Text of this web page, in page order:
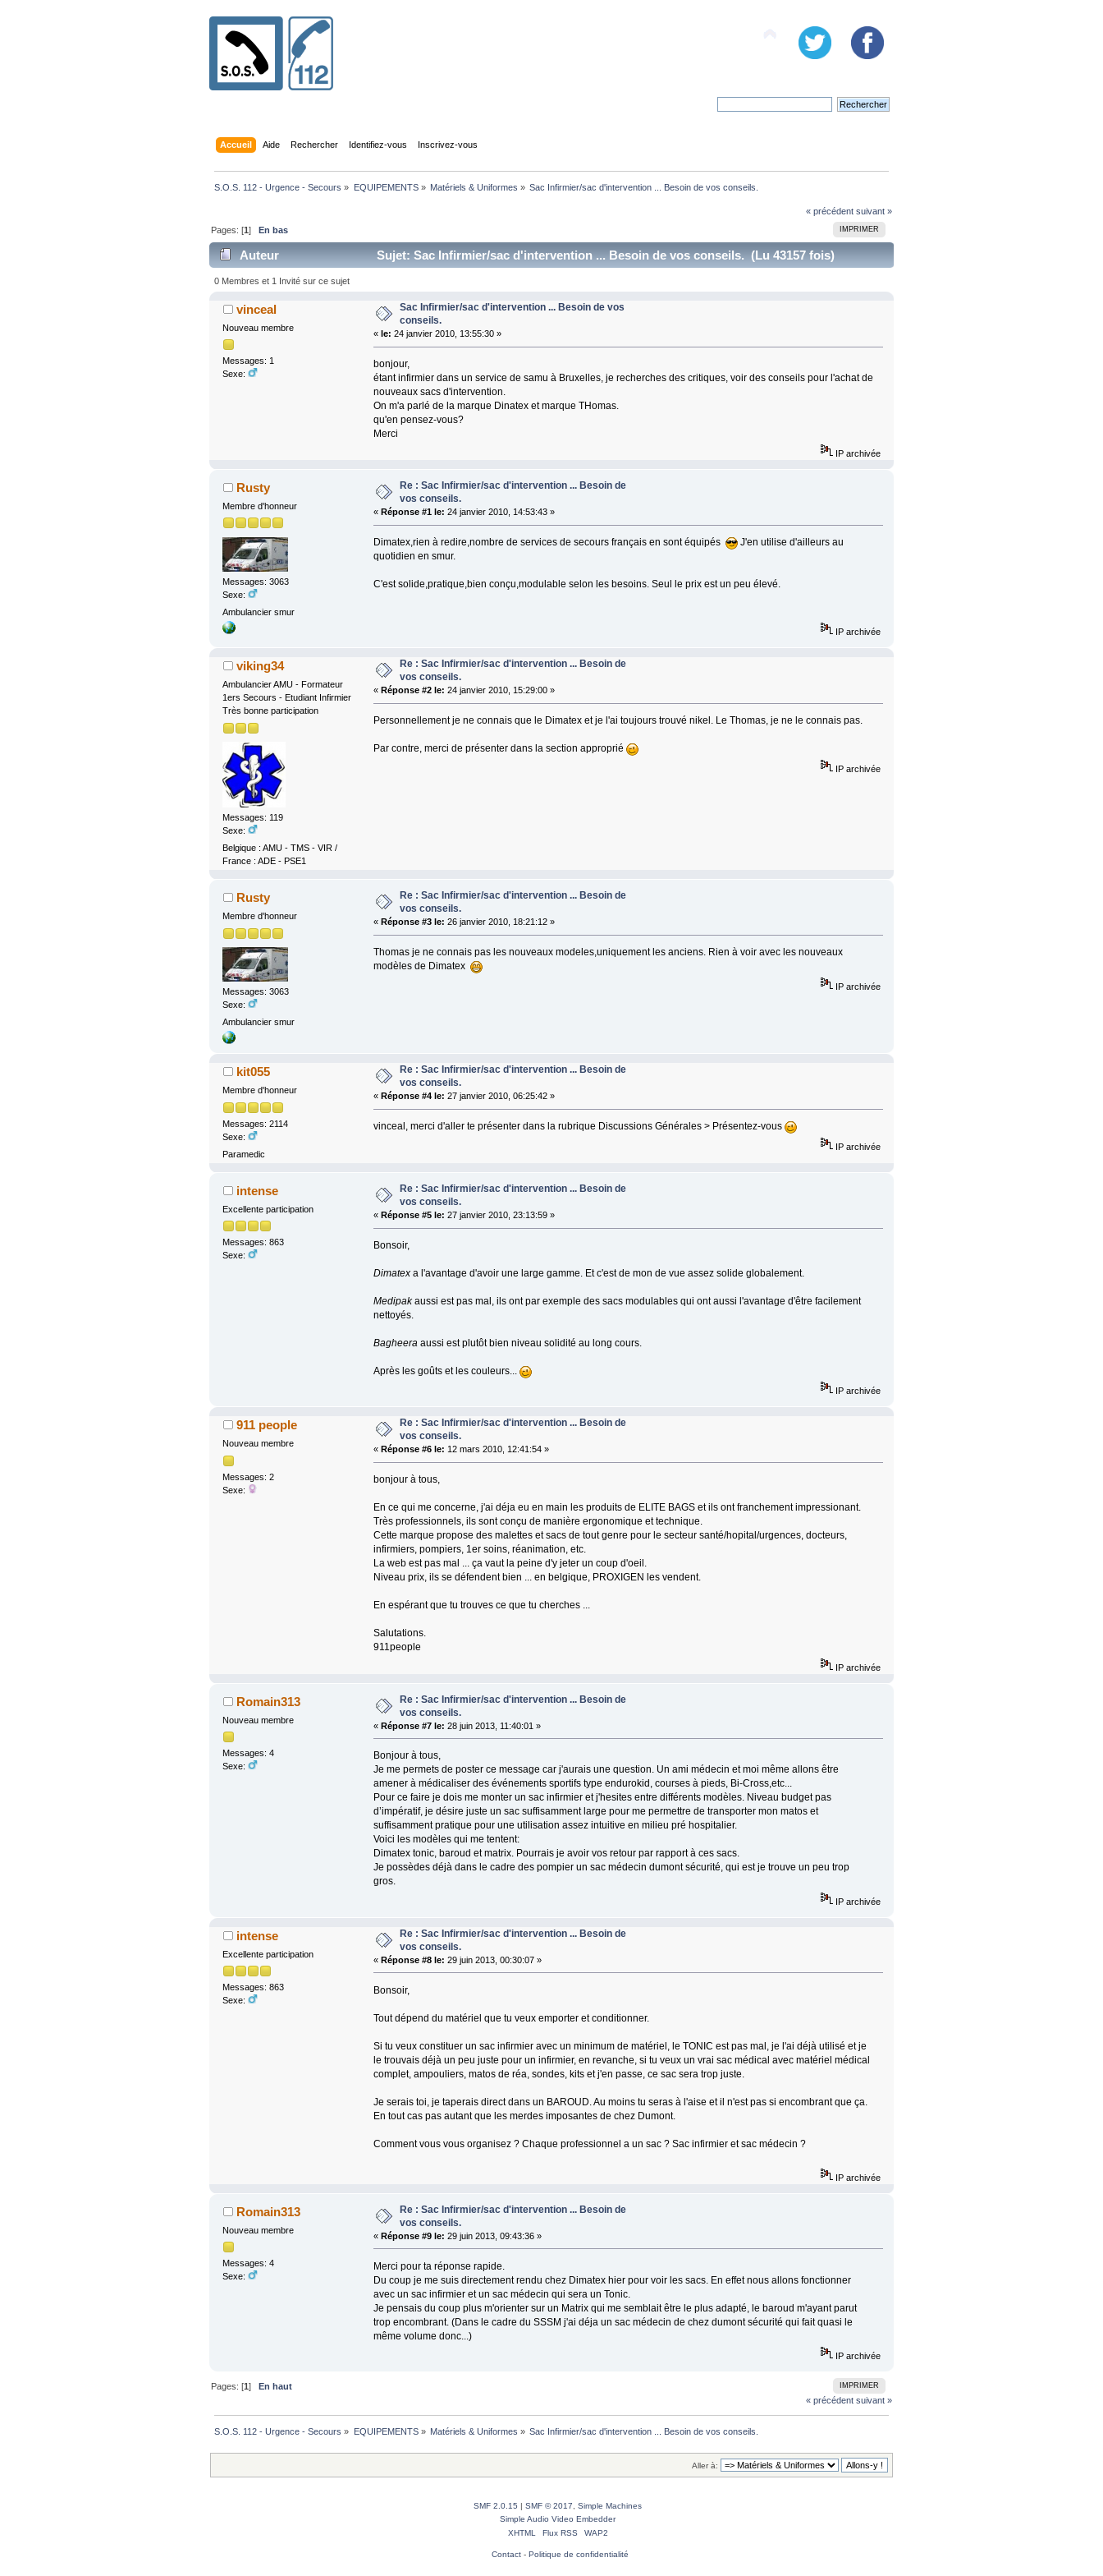
Accueil Aide Rechercher Identifiez-vous Inscrivez-vous
S.O.S. 112 - Urgence - Secours » EQUIPEMENTS» Matériels & Uniformes » Sac Infirmier/sac d'intervention ... Besoin de vos conseils.
« précédent suivant »
IMPRIMER
Pages: [1]En bas
Auteur Sujet: Sac Infirmier/sac d'intervention ... Besoin de vos conseils. (Lu 43157 fois)
0 Membres et 1 Invité sur ce sujet
vinceal
Nouveau membre
Messages: 1
Sexe:
Sac Infirmier/sac d'intervention ... Besoin de vos
conseils.
« le: 24 janvier 2010, 13:55:30 »
bonjour,
étant infirmier dans un service de samu à Bruxelles, je recherches des critiques, voir des conseils pour l'achat de
nouveaux sacs d'intervention.
On m'a parlé de la marque Dinatex et marque THomas.
qu'en pensez-vous?
Merci
IP archivée
Rusty
Membre d'honneur
Messages: 3063
Sexe:
Ambulancier smur
Re : Sac Infirmier/sac d'intervention ... Besoin de
vos conseils.
« Réponse #1 le: 24 janvier 2010, 14:53:43 »
Dimatex,rien à redire,nombre de services de secours français en sont équipés
J'en utilise d'ailleurs au
quotidien en smur.
C'est solide,pratique,bien conçu,modulable selon les besoins. Seul le prix est un peu élevé.
IP archivée
viking34
Ambulancier AMU - Formateur
1ers Secours - Etudiant Infirmier
Très bonne participation
Messages: 119
Sexe:
Belgique : AMU - TMS - VIR /
France : ADE - PSE1
Re : Sac Infirmier/sac d'intervention ... Besoin de
vos conseils.
« Réponse #2 le: 24 janvier 2010, 15:29:00 »
Personnellement je ne connais que le Dimatex et je l'ai toujours trouvé nikel. Le Thomas, je ne le connais pas.
Par contre, merci de présenter dans la section approprié
IP archivée
Rusty
Membre d'honneur
Messages: 3063
Sexe:
Ambulancier smur
Re : Sac Infirmier/sac d'intervention ... Besoin de
vos conseils.
« Réponse #3 le: 26 janvier 2010, 18:21:12 »
Thomas je ne connais pas les nouveaux modeles,uniquement les anciens. Rien à voir avec les nouveaux
modèles de Dimatex
IP archivée
kit055
Membre d'honneur
Messages: 2114
Sexe:
Paramedic
Re : Sac Infirmier/sac d'intervention ... Besoin de
vos conseils.
« Réponse #4 le: 27 janvier 2010, 06:25:42 »
vinceal, merci d'aller te présenter dans la rubrique Discussions Générales > Présentez-vous
IP archivée
intense
Excellente participation
Messages: 863
Sexe:
Re : Sac Infirmier/sac d'intervention ... Besoin de
vos conseils.
« Réponse #5 le: 27 janvier 2010, 23:13:59 »
Bonsoir,
Dimatexa l'avantage d'avoir une large gamme. Et c'est de mon de vue assez solide globalement.
Medipakaussi est pas mal, ils ont par exemple des sacs modulables qui ont aussi l'avantage d'être facilement
nettoyés.
Bagheeraaussi est plutôt bien niveau solidité au long cours.
Après les goûts et les couleurs...
IP archivée
911 people
Nouveau membre
Messages: 2
Sexe:
Re : Sac Infirmier/sac d'intervention ... Besoin de
vos conseils.
« Réponse #6 le: 12 mars 2010, 12:41:54 »
bonjour à tous,
En ce qui me concerne, j'ai déja eu en main les produits de ELITE BAGS et ils ont franchement impressionant.
Très professionnels, ils sont conçu de manière ergonomique et technique.
Cette marque propose des malettes et sacs de tout genre pour le secteur santé/hopital/urgences, docteurs,
infirmiers, pompiers, 1er soins, réanimation, etc.
La web est pas mal ... ça vaut la peine d'y jeter un coup d'oeil.
Niveau prix, ils se défendent bien ... en belgique, PROXIGEN les vendent.
En espérant que tu trouves ce que tu cherches ...
Salutations.
911people
IP archivée
Romain313
Nouveau membre
Messages: 4
Sexe:
Re : Sac Infirmier/sac d'intervention ... Besoin de
vos conseils.
« Réponse #7 le: 28 juin 2013, 11:40:01 »
Bonjour à tous,
Je me permets de poster ce message car j'aurais une question. Un ami médecin et moi même allons être
amener à médicaliser des événements sportifs type endurokid, courses à pieds, Bi-Cross,etc...
Pour ce faire je dois me monter un sac infirmier et j'hesites entre différents modèles. Niveau budget pas
d’impératif, je désire juste un sac suffisamment large pour me permettre de transporter mon matos et
suffisamment pratique pour une utilisation assez intuitive en milieu pré hospitalier.
Voici les modèles qui me tentent:
Dimatex tonic, baroud et matrix. Pourrais je avoir vos retour par rapport à ces sacs.
Je possèdes déjà dans le cadre des pompier un sac médecin dumont sécurité, qui est je trouve un peu trop
gros.
IP archivée
intense
Excellente participation
Messages: 863
Sexe:
Re : Sac Infirmier/sac d'intervention ... Besoin de
vos conseils.
« Réponse #8 le: 29 juin 2013, 00:30:07 »
Bonsoir,
Tout dépend du matériel que tu veux emporter et conditionner.
Si tu veux constituer un sac infirmier avec un minimum de matériel, le TONIC est pas mal, je l'ai déjà utilisé et je
le trouvais déjà un peu juste pour un infirmier, en revanche, si tu veux un vrai sac médical avec matériel médical
complet, ampouliers, matos de réa, sondes, kits et j'en passe, ce sac sera trop juste.
Je serais toi, je taperais direct dans un BAROUD. Au moins tu seras à l'aise et il n'est pas si encombrant que ça.
En tout cas pas autant que les merdes imposantes de chez Dumont.
Comment vous vous organisez ? Chaque professionnel a un sac ? Sac infirmier et sac médecin ?
IP archivée
Romain313
Nouveau membre
Messages: 4
Sexe:
Re : Sac Infirmier/sac d'intervention ... Besoin de
vos conseils.
« Réponse #9 le: 29 juin 2013, 09:43:36 »
Merci pour ta réponse rapide.
Du coup je me suis directement rendu chez Dimatex hier pour voir les sacs. En effet nous allons fonctionner
avec un sac infirmier et un sac médecin qui sera un Tonic.
Je pensais du coup plus m'orienter sur un Matrix qui me semblait être le plus adapté, le baroud m'ayant parut
trop encombrant. (Dans le cadre du SSSM j'ai déja un sac médecin de chez dumont sécurité qui fait quasi le
même volume donc...)
IP archivée
IMPRIMER
Pages: [1]En haut
« précédent suivant »
S.O.S. 112 - Urgence - Secours » EQUIPEMENTS» Matériels & Uniformes » Sac Infirmier/sac d'intervention ... Besoin de vos conseils.
Aller à:
SMF 2.0.15 | SMF © 2017
Simple Machines
Simple Audio Video Embedder
XHTML
Flux RSS WAP2
Contact- Politique de confidentialité